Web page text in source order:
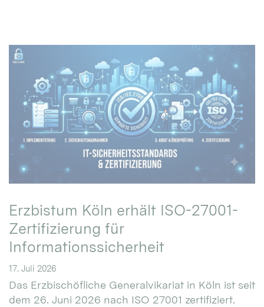
Erzbistum Köln erhält ISO-27001-
Zertifizierung für
Informationssicherheit
17. Juli 2026
Das Erzbischöfliche Generalvikariat in Köln ist seit
dem 26. Juni 2026 nach ISO 27001 zertifiziert.